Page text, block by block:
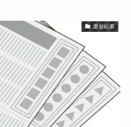
選挙結果